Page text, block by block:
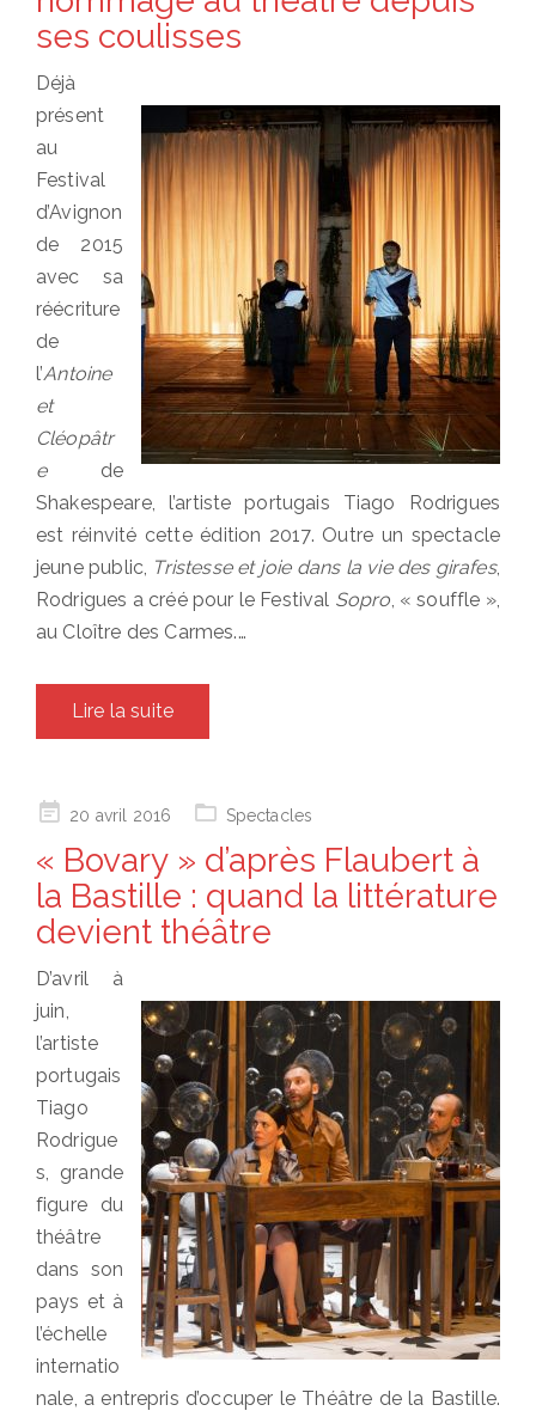
ses coulisses
Déjà
présent
au
Festival
d’Avignon
de 2015
avec sa
réécriture
de
l’Antoine
et
Cléopâtr
ede
Shakespeare, l’artiste portugais Tiago Rodrigues
est réinvité cette édition 2017. Outre un spectacle
jeune public, Tristesse et joie dans la vie des girafes,
Rodrigues a créé pour le Festival Sopro, « souffle »,
au Cloître des Carmes.…
Lire la suite
Posted20 avril 2016 Spectacles
« Bovary » d’après Flaubert à
la Bastille : quand la littérature
devient théâtre
D’avril à
juin,
l’artiste
portugais
Tiago
Rodrigue
s, grande
figure du
théâtre
dans son
pays et à
l’échelle
internatio
nale, a entrepris d’occuper le Théâtre de la Bastille.